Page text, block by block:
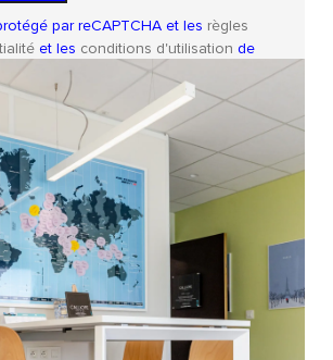
par reCAPTCHA et les règles
et les conditions d'utilisation de